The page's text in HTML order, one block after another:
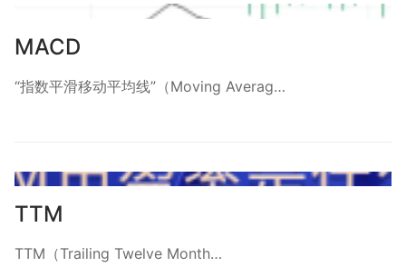
MACD
“指数平滑移动平均线”（Moving Averag…
TTM
TTM（Trailing Twelve Month…